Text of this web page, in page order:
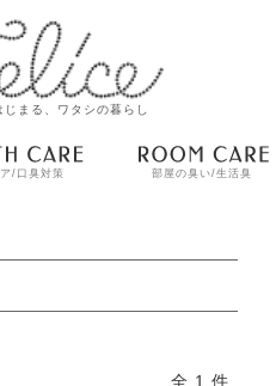
まる、ワタシの暮らし
/口臭対策 部屋の臭い/生活臭
全 1 件